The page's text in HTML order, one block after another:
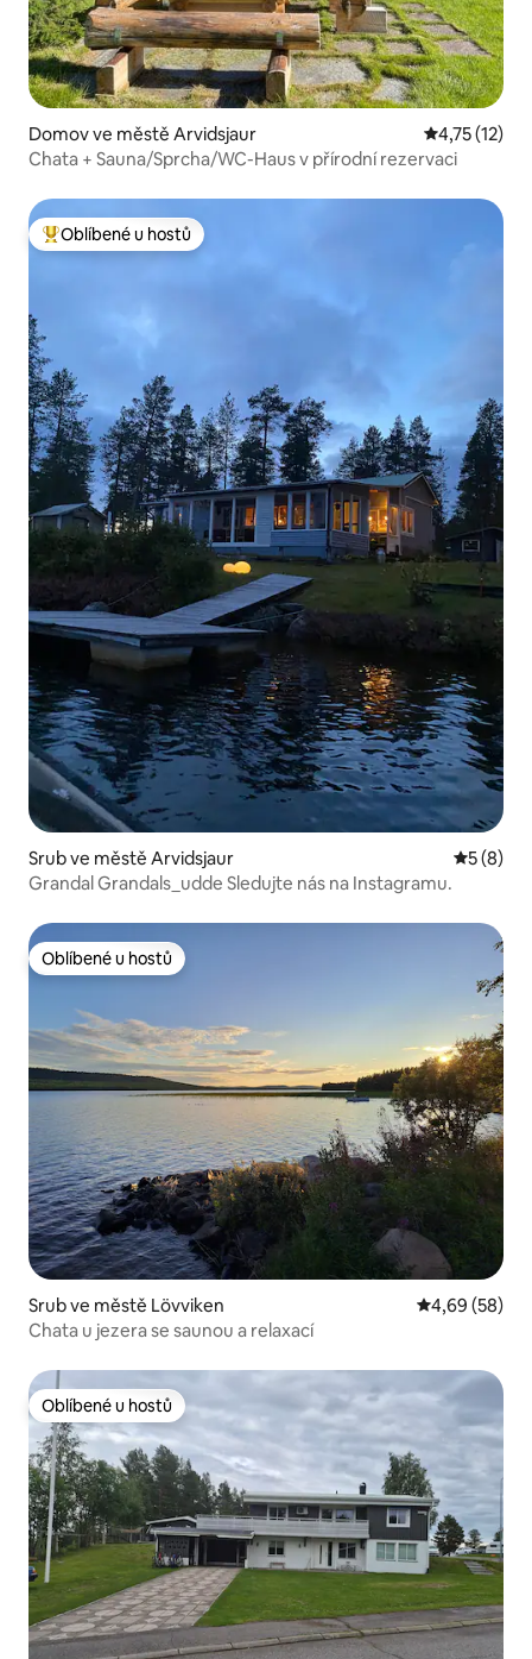
Domov ve městě Arvidsjaur Průměrné
4,75 (12)
Chata + Sauna/Sprcha/WC-Haus v přírodní rezervaci
Nejlepší v kategorii Oblíbené u hostů
Oblíbené u hostů
Srub ve městě Arvidsjaur
5 (8)
Grandal Grandals_udde Sledujte nás na Instagramu.
Oblíbené u hostů
Oblíbené u hostů
Srub ve městě Lövviken Průměrné
4,69 (58)
Chata u jezera se saunou a relaxací
Oblíbené u hostů
Oblíbené u hostů